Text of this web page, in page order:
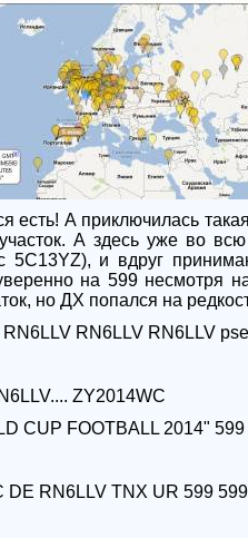
есть! А приключилась
А здесь уже во
5C13YZ), и вдруг
на 599 несмотря
но ДХ попался на
RN6LLV RN6LLV
ZY2014WC
CUP FOOTBALL 2014" 599
DE RN6LLV TNX UR 599 599